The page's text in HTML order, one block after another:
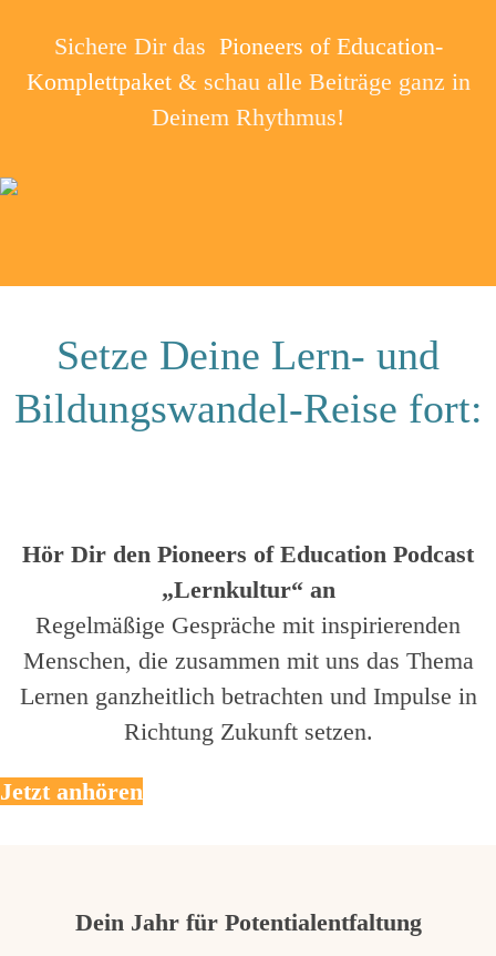
Sichere Dir das Pioneers of Education-
Komplettpaket& schau alle Beiträge ganz in
Deinem Rhythmus!
Setze Deine Lern- und
Bildungswandel-Reise fort:
Hör Dir den Pioneers of Education Podcast
„Lernkultur“ an
Regelmäßige Gespräche mit inspirierenden
Menschen, die zusammen mit uns das Thema
Lernen ganzheitlich betrachten und Impulse in
Richtung Zukunft setzen.
Jetzt anhören
Dein Jahr für Potentialentfaltung